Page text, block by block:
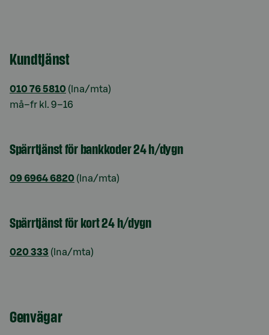
Kundtjänst
010 76 5810 (lna/mta)
må–fr kl. 9–16
Spärrtjänst för bankkoder 24 h/dygn
09 6964 6820 (lna/mta)
Spärrtjänst för kort 24 h/dygn
020 333 (lna/mta)
Genvägar